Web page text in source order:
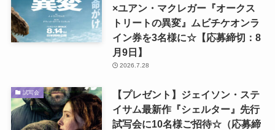
×ユアン・マクレガー『オークス
トリートの異変』ムビチケオンラ
イン券を3名様に☆【応募締切：8
月9日】
2026.7.28
試写会
【プレゼント】ジェイソン・ステ
イサム最新作『シェルター』先行
試写会に10名様ご招待☆（応募締